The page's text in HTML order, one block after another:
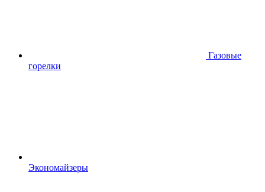
Газовые
горелки
Экономайзеры